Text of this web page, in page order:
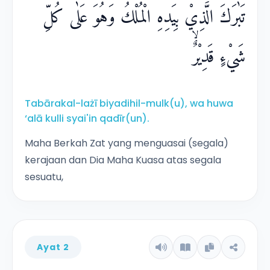
تَبٰرَكَ الَّذِيْ بِيَدِهِ الْمُلْكُۖ وَهُوَ عَلٰى كُلِّ
شَيْءٍ قَدِيْرٌۙ
Tabārakal-lażī biyadihil-mulk(u), wa huwa
‘alā kulli syai'in qadīr(un).
Maha Berkah Zat yang menguasai (segala)
kerajaan dan Dia Maha Kuasa atas segala
sesuatu,
Ayat 2